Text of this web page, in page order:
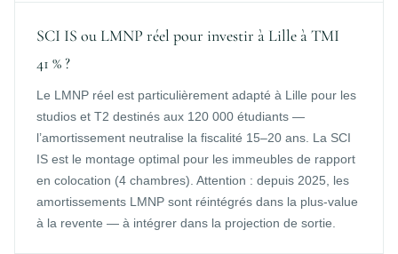
SCI IS ou LMNP réel pour investir à Lille à TMI
41 % ?
Le LMNP réel est particulièrement adapté à Lille pour les
studios et T2 destinés aux 120 000 étudiants —
l’amortissement neutralise la fiscalité 15–20 ans. La SCI
IS est le montage optimal pour les immeubles de rapport
en colocation (4 chambres). Attention : depuis 2025, les
amortissements LMNP sont réintégrés dans la plus-value
à la revente — à intégrer dans la projection de sortie.